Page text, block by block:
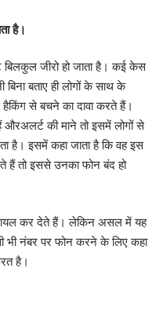
है।
जीरो हो जाता है। कई केस
बिना बताए ही लोगों के साथ के
हैकिंग से बचने का दावा करते हैं।
की माने तो इसमें लोगों से
है। इसमें कहा जाता है कि वह इस
हैं तो इससे उनका फोन बंद हो
कर देते हैं। लेकिन असल में यह
भी नंबर पर फोन करने के लिए कहा
है।